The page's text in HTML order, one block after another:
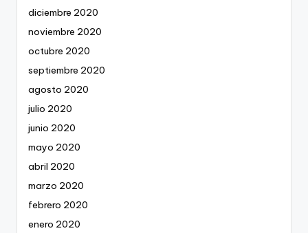
diciembre 2020
noviembre 2020
octubre 2020
septiembre 2020
agosto 2020
julio 2020
junio 2020
mayo 2020
abril 2020
marzo 2020
febrero 2020
enero 2020